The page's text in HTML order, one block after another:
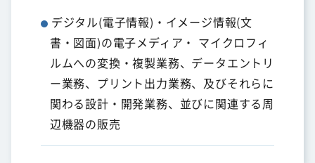
デジタル(電子情報)・イメージ情報(文
書・図面)の電子メディア・ マイクロフィ
ルムへの変換・複製業務、データエントリ
ー業務、プリント出力業務、及びそれらに
関わる設計・開発業務、並びに関連する周
辺機器の販売